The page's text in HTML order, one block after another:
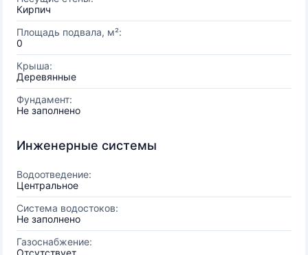
Кирпич
Площадь подвала, м²:
0
Крыша:
Деревянные
Фундамент:
Не заполнено
Инженерные системы
Водоотведение:
Центральное
Система водостоков:
Не заполнено
Газоснабжение:
Отсутствует